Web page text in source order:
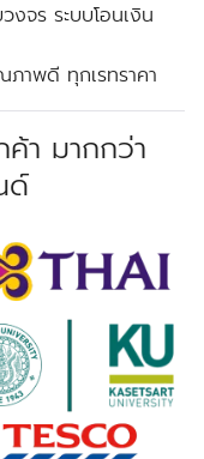
งจร ระบบโอนเงิน
าพดี ทุกเรทราคา
ค้า มากกว่า
ด์